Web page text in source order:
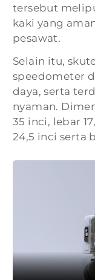
tersebut
kaki yang
pesawat.
Selain itu,
speedometer
daya, serta
nyaman.
35 inci, lebar
24,5 inci serta